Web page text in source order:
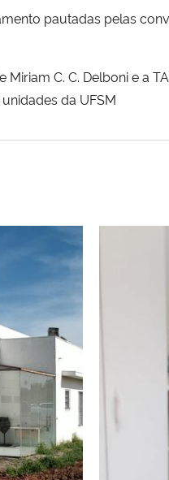
pautadas pelas
C. C. Delboni e a
da UFSM